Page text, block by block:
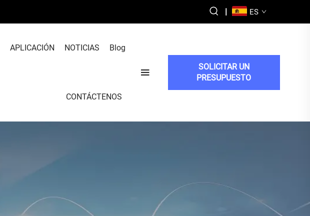
| ES
APLICACIÓN NOTICIAS Blog
CONTÁCTENOS
SOLICITAR UN
PRESUPUESTO